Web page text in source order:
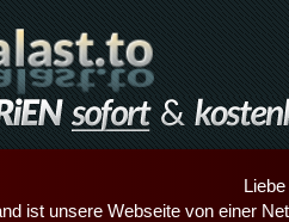
ist unsere Webseite von einer